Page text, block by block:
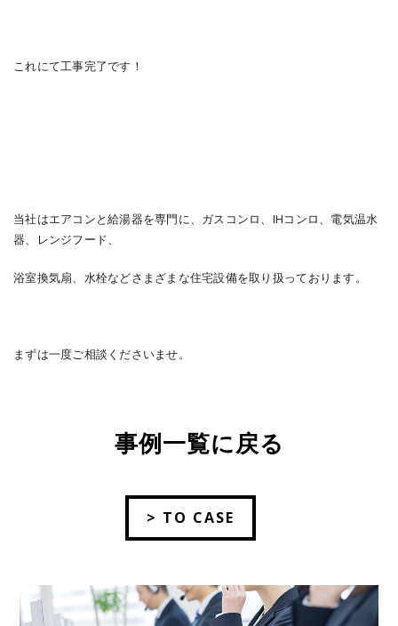
これにて工事完了です！
当社はエアコンと給湯器を専門に、ガスコンロ、IHコンロ、電気温水
器、レンジフード、
浴室換気扇、水栓などさまざまな住宅設備を取り扱っております。
まずは一度ご相談くださいませ。
事例一覧に戻る
> TO CASE